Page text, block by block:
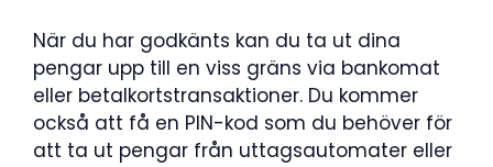
När du har godkänts kan du ta ut dina
pengar upp till en viss gräns via bankomat
eller betalkortstransaktioner. Du kommer
också att få en PIN-kod som du behöver för
att ta ut pengar från uttagsautomater eller